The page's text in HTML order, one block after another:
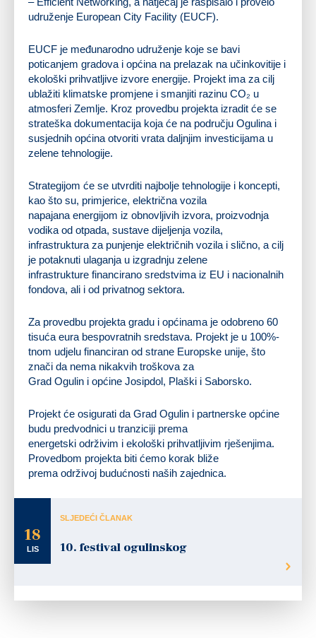
udruženje European City Facility (EUCF).
EUCF je međunarodno udruženje koje se bavi
poticanjem gradova i općina na prelazak na učinkovitije i
ekološki prihvatljive izvore energije. Projekt ima za cilj
ublažiti klimatske promjene i smanjiti razinu CO₂ u
atmosferi Zemlje. Kroz provedbu projekta izradit će se
strateška dokumentacija koja će na području Ogulina i
susjednih općina otvoriti vrata daljnjim investicijama u
zelene tehnologije.
Strategijom će se utvrditi najbolje tehnologije i koncepti,
kao što su, primjerice, električna vozila
napajana energijom iz obnovljivih izvora, proizvodnja
vodika od otpada, sustave dijeljenja vozila,
infrastruktura za punjenje električnih vozila i slično, a cilj
je potaknuti ulaganja u izgradnju zelene
infrastrukture financirano sredstvima iz EU i nacionalnih
fondova, ali i od privatnog sektora.
Za provedbu projekta gradu i općinama je odobreno 60
tisuća eura bespovratnih sredstava. Projekt je u 100%-
tnom udjelu financiran od strane Europske unije, što
znači da nema nikakvih troškova za
Grad Ogulin i općine Josipdol, Plaški i Saborsko.
Projekt će osigurati da Grad Ogulin i partnerske općine
budu predvodnici u tranziciji prema
energetski održivim i ekološki prihvatljivim rješenjima.
Provedbom projekta biti ćemo korak bliže
prema održivoj budućnosti naših zajednica.
18
LIS
SLJEDEĆI ČLANAK
10. festival ogulinskog